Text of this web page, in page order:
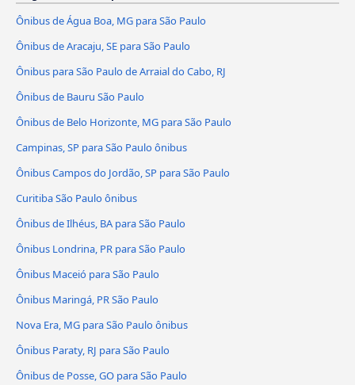
Ônibus de Água Boa, MG para São Paulo
Ônibus de Aracaju, SE para São Paulo
Ônibus para São Paulo de Arraial do Cabo, RJ
Ônibus de Bauru São Paulo
Ônibus de Belo Horizonte, MG para São Paulo
Campinas, SP para São Paulo ônibus
Ônibus Campos do Jordão, SP para São Paulo
Curitiba São Paulo ônibus
Ônibus de Ilhéus, BA para São Paulo
Ônibus Londrina, PR para São Paulo
Ônibus Maceió para São Paulo
Ônibus Maringá, PR São Paulo
Nova Era, MG para São Paulo ônibus
Ônibus Paraty, RJ para São Paulo
Ônibus de Posse, GO para São Paulo